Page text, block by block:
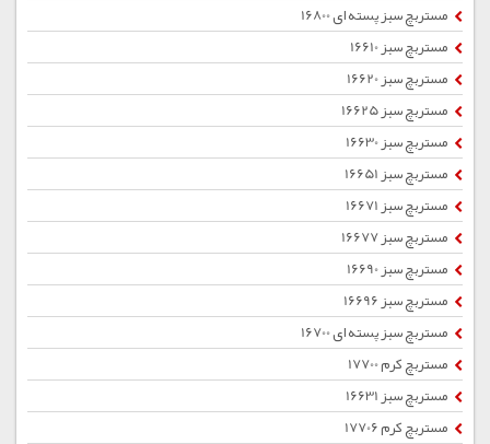
مستربچ سبز پسته ای 16800
مستربچ سبز 16610
مستربچ سبز 16620
مستربچ سبز 16625
مستربچ سبز 16630
مستربچ سبز 16651
مستربچ سبز 16671
مستربچ سبز 16677
مستربچ سبز 16690
مستربچ سبز 16696
مستربچ سبز پسته ای 16700
مستربچ کرم 17700
مستربچ سبز 16631
مستربچ کرم 17706